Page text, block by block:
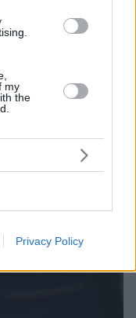
my
the
Privacy Policy